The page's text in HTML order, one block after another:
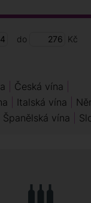
do Kč
Česká vína
Italská vína
Španělská vína